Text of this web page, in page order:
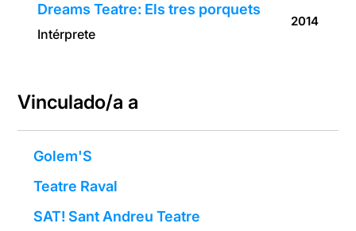
Dreams Teatre: Els tres porquets
Intérprete
2014
Vinculado/a a
Golem'S
Teatre Raval
SAT! Sant Andreu Teatre